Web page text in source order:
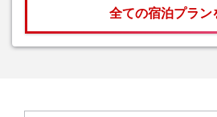
全ての宿泊プラン